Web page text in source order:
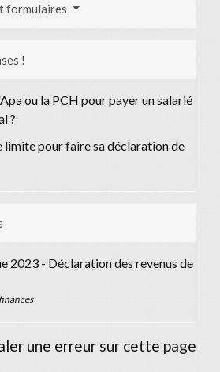
formulaires
!
ou la PCH pour payer un salarié
?
limite pour faire sa déclaration de
2023 - Déclaration des revenus de
une erreur sur cette page